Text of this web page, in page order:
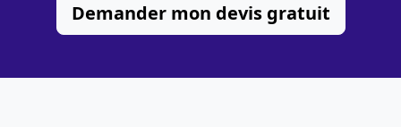
Demander mon devis gratuit